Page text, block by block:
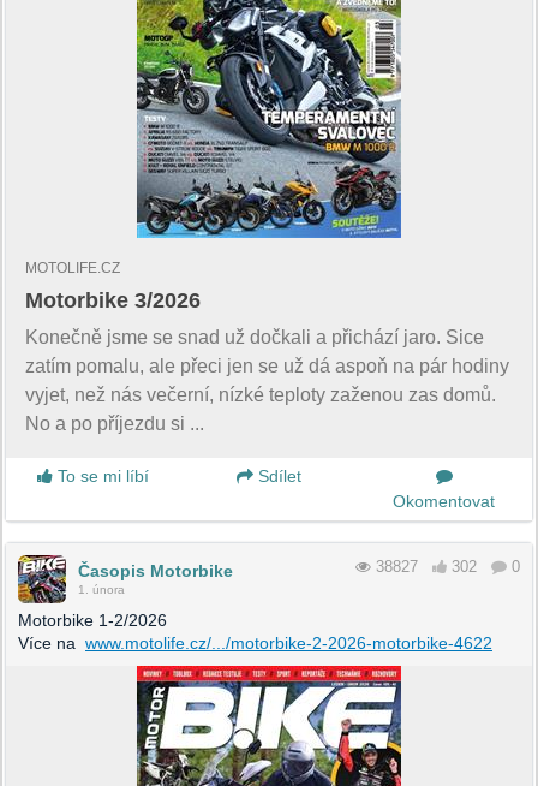
MOTOLIFE.CZ
Motorbike 3/2026
Konečně jsme se snad už dočkali a přichází jaro. Sice
zatím pomalu, ale přeci jen se už dá aspoň na pár hodiny
vyjet, než nás večerní, nízké teploty zaženou zas domů.
No a po příjezdu si ...
To se mi líbí
Sdílet
Okomentovat
Časopis Motorbike
1. února
38827 302 0
Motorbike 1-2/2026
Více na www.motolife.cz/.../motorbike-2-2026-motorbike-4622